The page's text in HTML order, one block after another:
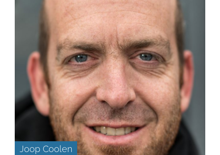
Joop Coolen